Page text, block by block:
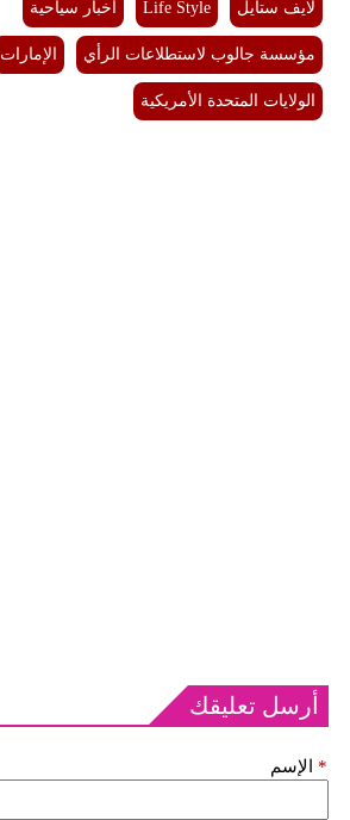
لايف ستايل Life Style أخبار سياحية
مؤسسة جالوب لاستطلاعات الرأي الإمارات
الولايات المتحدة الأمريكية
أرسل تعليقك
الإسم *